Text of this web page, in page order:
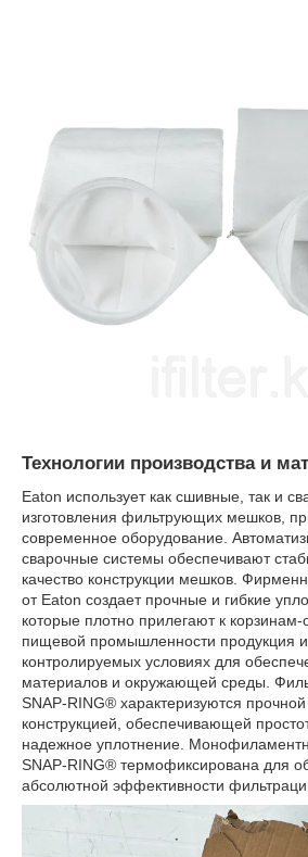
Технологии производства и
Eaton использует как сшивные, так и
изготовления фильтрующих мешков,
современное оборудование.
сварочные системы обеспечивают
качество конструкции мешков.
от Eaton создает прочные и гибкие
которые плотно прилегают к
пищевой промышленности продукция
контролируемых условиях для
материалов и окружающей среды.
SNAP-RING® характеризуются
конструкцией, обеспечивающей
надежное уплотнение.
SNAP-RING® термофиксирована для
абсолютной эффективности